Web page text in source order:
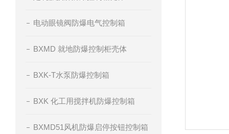
电动眼镜阀防爆电气控制箱
BXMD 就地防爆控制柜壳体
BXK-T水泵防爆控制箱
BXK 化工用搅拌机防爆控制箱
BXMD51风机防爆启停按钮控制箱